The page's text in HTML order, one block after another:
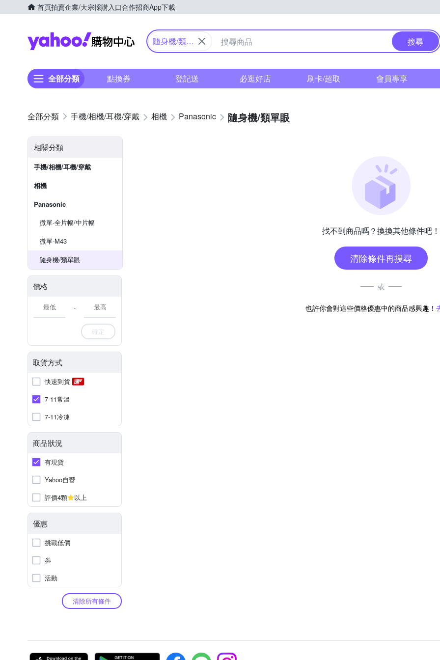
首頁拍賣企業/大宗採購入口合作招商App下載
Yahoo購物中心
隨身機/類單
搜尋
全部分類 點換券 登記送 必逛好店 刷卡/超取 會員專享
手機/相機/耳機/穿戴 相機 Panasonic 隨身機/類單眼
相關分類
手機/相機/耳機/穿戴
相機
Panasonic
微單-全片幅/中片幅
微單-M43
隨身機/類單眼
價格
-
確定
取貨方式
快速到貨
7-11常溫
7-11冷凍
商品狀況
有現貨
Yahoo自營
評價4顆
以上
優惠
挑戰低價
券
活動
清除所有條件
找不到商品嗎？換換其他條件吧！
清除條件再搜尋
或
也許你會對這些價格優惠中的商品感興趣！